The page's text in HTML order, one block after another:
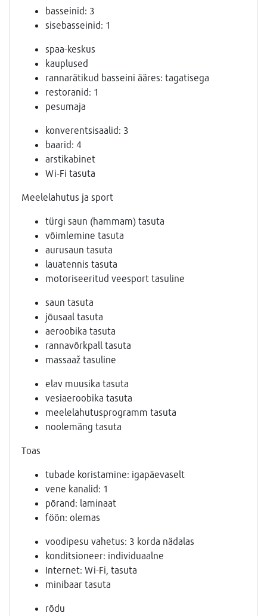
basseinid: 3
sisebasseinid: 1
spaa-keskus
kauplused
rannarätikud basseini ääres: tagatisega
restoranid: 1
pesumaja
konverentsisaalid: 3
baarid: 4
arstikabinet
Wi-Fi tasuta
Meelelahutus ja sport
türgi saun (hammam) tasuta
võimlemine tasuta
aurusaun tasuta
lauatennis tasuta
motoriseeritud veesport tasuline
saun tasuta
jõusaal tasuta
aeroobika tasuta
rannavõrkpall tasuta
massaaž tasuline
elav muusika tasuta
vesiaeroobika tasuta
meelelahutusprogramm tasuta
noolemäng tasuta
Toas
tubade koristamine: igapäevaselt
vene kanalid: 1
põrand: laminaat
föön: olemas
voodipesu vahetus: 3 korda nädalas
konditsioneer: individuaalne
Internet: Wi-Fi, tasuta
minibaar tasuta
rõdu